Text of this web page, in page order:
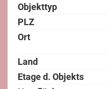
Objekttyp
PLZ
Ort
Land
Etage d. Objekts